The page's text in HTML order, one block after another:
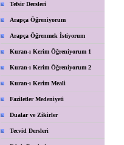
Tefsir Dersleri
Arapça Öğreniyorum
Arapça Öğrenmek İstiyorum
Kuran-ı Kerim Öğreniyorum 1
Kuran-ı Kerim Öğreniyorum 2
Kuran-ı Kerim Meali
Faziletler Medeniyeti
Dualar ve Zikirler
Tecvid Dersleri